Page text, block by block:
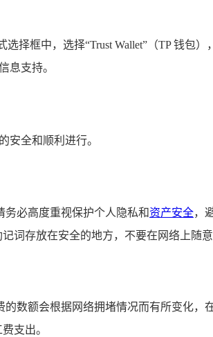
择框中，选择“Trust Wallet”（TP 钱包
息支持。
安全和顺利进行。
必高度重视保护个人隐私和资产安全，
词存放在安全的地方，不要在网络上随意
数额会根据网络拥堵情况而有所变化
支出。